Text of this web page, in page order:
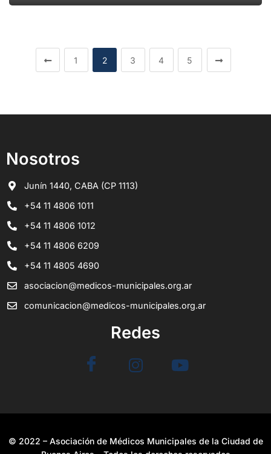
1 2 3 4 5
Nosotros
Junín 1440, CABA (CP 1113)
+54 11 4806 1011
+54 11 4806 1012
+54 11 4806 6209
+54 11 4805 4690
asociacion@medicos-municipales.org.ar
comunicacion@medicos-municipales.org.ar
Redes
© 2022 – Asociación de Médicos Municipales de la Ciudad de